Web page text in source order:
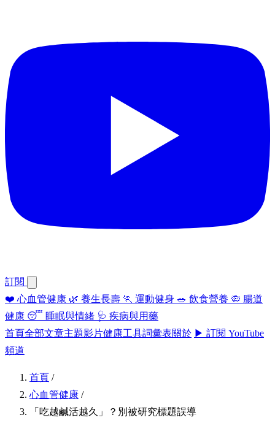
訂閱
❤️ 心血管健康 🌿 養生長壽 🏃 運動健身 🥗 飲食營養 🦠 腸道
健康 😴 睡眠與情緒 🩺 疾病與用藥
首頁全部文章主題影片健康工具詞彙表關於 ▶ 訂閱 YouTube
頻道
首頁 /
心血管健康 /
「吃越鹹活越久」？別被研究標題誤導